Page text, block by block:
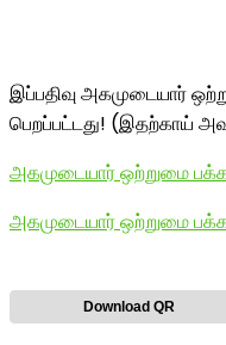
இப்பதிவு அகமுடையார்
பெறப்பட்டது! (இதற்காய்
அகமுடையார் ஒற்றுமை
அகமுடையார் ஒற்றுமை
Download QR